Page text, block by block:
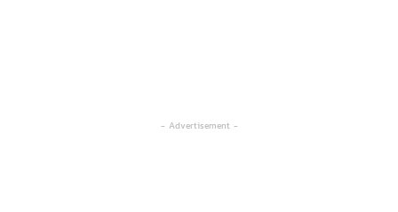
- Advertisement -